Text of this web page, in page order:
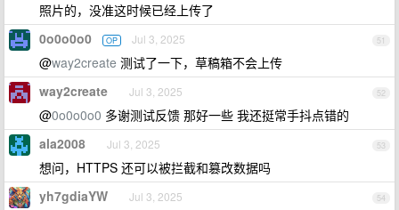
照片的，没准这时候已经上传了
51
0o0o0o0 OP Jul 3, 2025
@way2create 测试了一下，草稿箱不会上传
52
way2create Jul 3, 2025
@0o0o0o0 多谢测试反馈 那好一些 我还挺常手抖点错的
53
ala2008 Jul 3, 2025
想问，HTTPS 还可以被拦截和篡改数据吗
54
yh7gdiaYW Jul 3, 2025